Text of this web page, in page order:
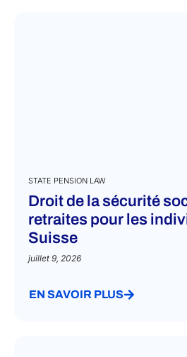
STATE PENSION LAW
Droit de la sécurité
retraites pour les
Suisse
juillet 9, 2026
EN SAVOIR PLUS